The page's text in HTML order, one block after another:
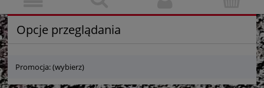
Opcje przeglądania
Promocja: (wybierz)